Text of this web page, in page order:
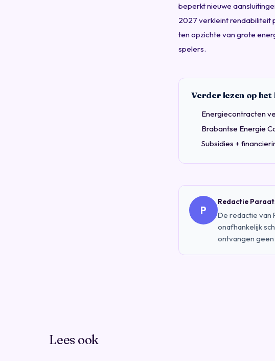
beperkt nieuwe
2027 verkleint rendabiliteit
ten opzichte van grote
spelers.
Verder lezen op
Energiecontracten
Brabantse Energie
Subsidies +
P
Redactie
De redactie van
onafhankelijk
ontvangen
Lees ook